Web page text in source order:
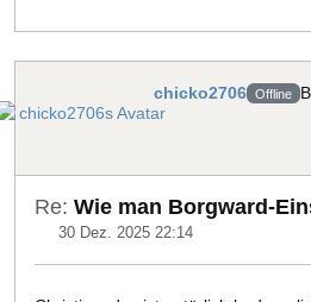
chicko2706 Offline
Re: Wie man Borgward-
30 Dez. 2025 22:14